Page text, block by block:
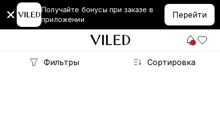
Получайте бонусы при заказе в
приложении
Перейти
Фильтры Сортировка